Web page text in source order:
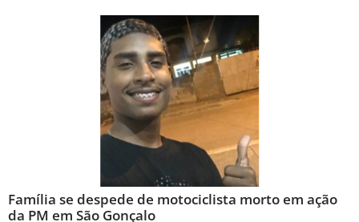
Família se despede de motociclista morto em ação
da PM em São Gonçalo